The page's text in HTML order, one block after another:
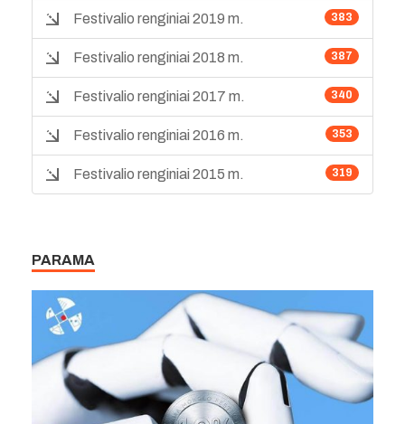
383
Festivalio renginiai 2019 m.
387
Festivalio renginiai 2018 m.
340
Festivalio renginiai 2017 m.
353
Festivalio renginiai 2016 m.
319
Festivalio renginiai 2015 m.
PARAMA